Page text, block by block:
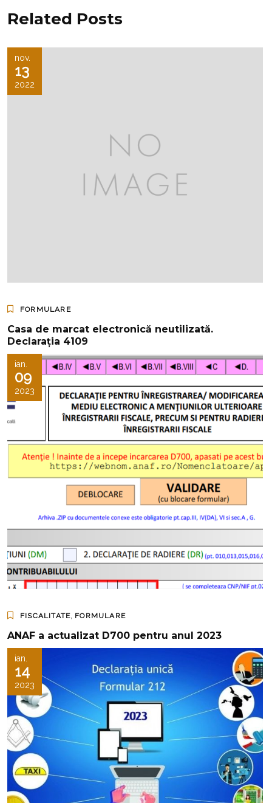
Related Posts
nov.
13
2022
FORMULARE
Casa de marcat electronică neutilizată.
Declarația 4109
ian.
09
2023
FISCALITATE, FORMULARE
ANAF a actualizat D700 pentru anul 2023
ian.
14
2023